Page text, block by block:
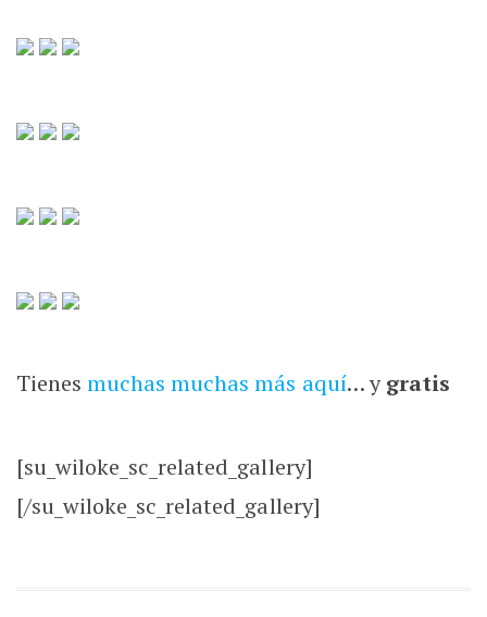
Tienesmuchas muchas más aquí… ygratis
[su_wiloke_sc_related_gallery]
[/su_wiloke_sc_related_gallery]